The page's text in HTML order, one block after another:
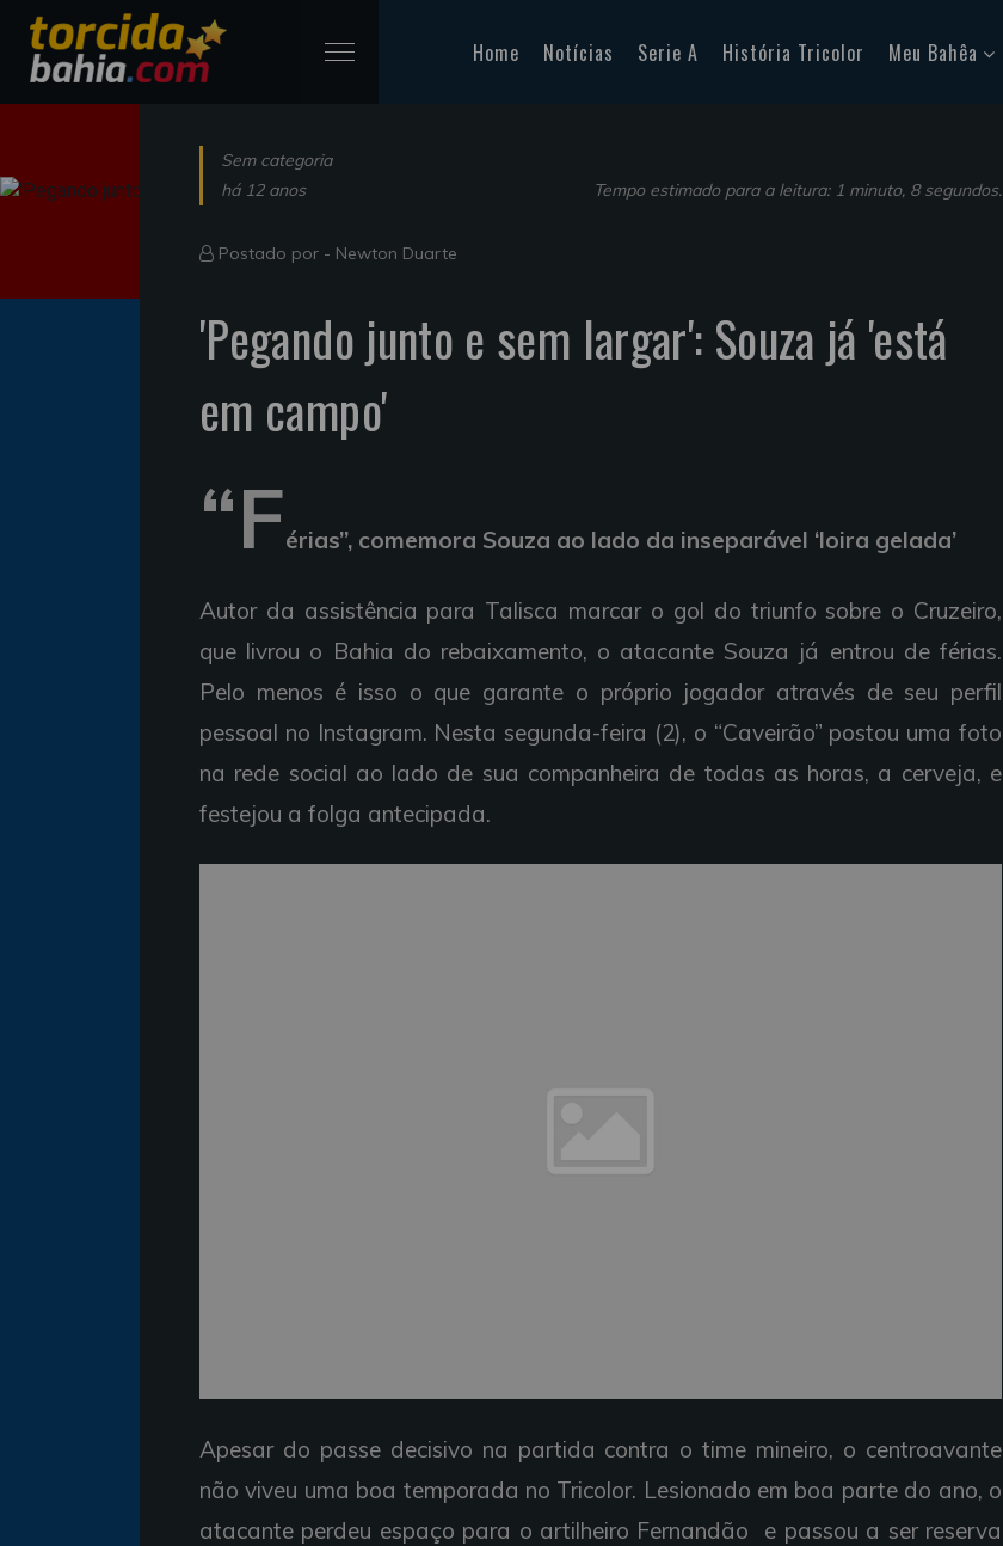
Home Notícias Serie A História Tricolor Meu Bahêa
Sem categoria
há 12 anos
Tempo estimado para a leitura: 1 minuto, 8 segundos.
Postado por - Newton Duarte
'Pegando junto e sem largar': Souza já 'está
em campo'
“Férias”, comemora Souza ao lado da inseparável ‘loira gelada’
Autor da assistência para Talisca marcar o gol do triunfo sobre o Cruzeiro,
que livrou o Bahia do rebaixamento, o atacante Souza já entrou de férias.
Pelo menos é isso o que garante o próprio jogador através de seu perfil
pessoal no Instagram. Nesta segunda-feira (2), o “Caveirão” postou uma foto
na rede social ao lado de sua companheira de todas as horas, a cerveja, e
festejou a folga antecipada.
Apesar do passe decisivo na partida contra o time mineiro, o centroavante
não viveu uma boa temporada no Tricolor. Lesionado em boa parte do ano, o
atacante perdeu espaço para o artilheiro Fernandão e passou a ser reserva